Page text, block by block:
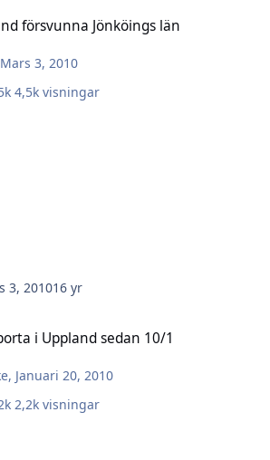
försvunna Jönköings län
Mars 3, 2010
4,5k visningar
3, 201016 yr
i Uppland sedan 10/1
, Januari 20, 2010
2,2k visningar